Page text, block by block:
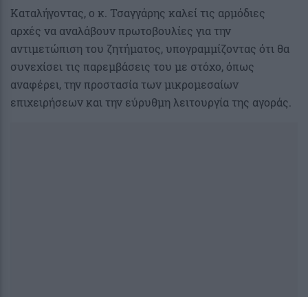
Καταλήγοντας, ο κ. Τσαγγάρης καλεί τις αρμόδιες
αρχές να αναλάβουν πρωτοβουλίες για την
αντιμετώπιση του ζητήματος, υπογραμμίζοντας ότι θα
συνεχίσει τις παρεμβάσεις του με στόχο, όπως
αναφέρει, την προστασία των μικρομεσαίων
επιχειρήσεων και την εύρυθμη λειτουργία της αγοράς.